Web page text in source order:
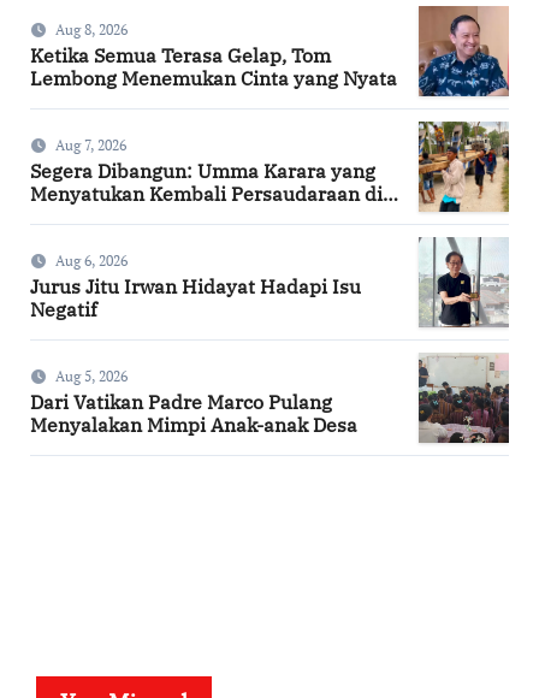
Aug 8, 2026
Ketika Semua Terasa Gelap, Tom
Lembong Menemukan Cinta yang Nyata
Aug 7, 2026
Segera Dibangun: Umma Karara yang
Menyatukan Kembali Persaudaraan di
Aug 6, 2026
Jurus Jitu Irwan Hidayat Hadapi Isu
Negatif
Aug 5, 2026
Dari Vatikan Padre Marco Pulang
Menyalakan Mimpi Anak-anak Desa